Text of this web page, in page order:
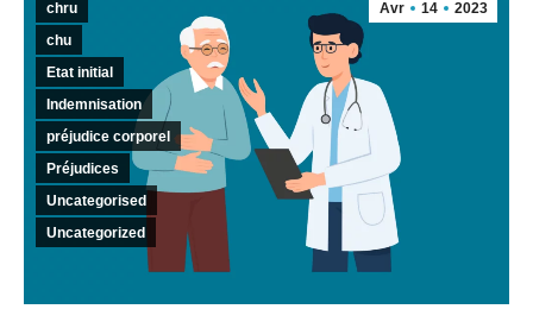
Avr 14 2023
chru
chu
Etat initial
Indemnisation
préjudice corporel
Préjudices
Uncategorised
Uncategorized